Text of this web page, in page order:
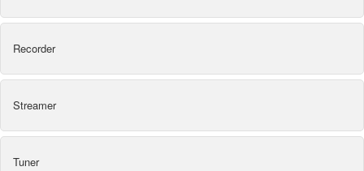
Recorder
Streamer
Tuner